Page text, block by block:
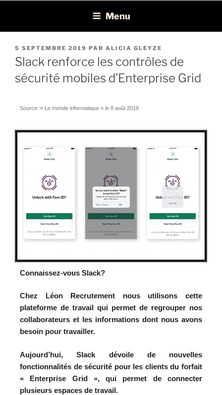
Léon Recrutement
EPM et Consolidation/Reporting
Menu
5 SEPTEMBRE 2019 PAR ALICIA GLEYZE
Slack renforce les contrôles de
sécurité mobiles d’Enterprise Grid
Source: « Le monde informatique » le 8 août 2019
Connaissez-vous Slack?
Chez Léon Recrutement nous utilisons cette
plateforme de travail qui permet de regrouper nos
collaborateurs et les informations dont nous avons
besoin pour travailler.
Aujourd’hui, Slack dévoile de nouvelles
fonctionnalités de sécurité pour les clients du forfait
« Enterprise Grid », qui permet de connecter
plusieurs espaces de travail.